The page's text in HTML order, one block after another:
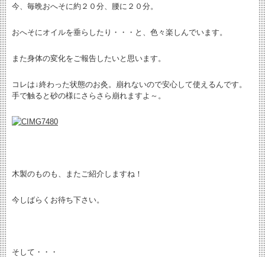
今、毎晩おへそに約２０分、腰に２０分。
おへそにオイルを垂らしたり・・・と、色々楽しんでいます。
また身体の変化をご報告したいと思います。
コレは↓終わった状態のお灸。崩れないので安心して使えるんです。
手で触ると砂の様にさらさら崩れますよ～。
木製のものも、またご紹介しますね！
今しばらくお待ち下さい。
そして・・・